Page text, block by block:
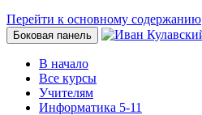
Перейти к основному содержанию
Боковая панель
В начало
Все курсы
Учителям
Информатика 5-11